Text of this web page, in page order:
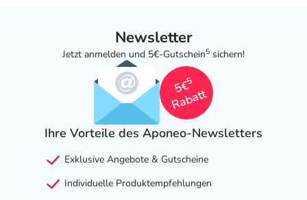
Newsletter
Jetzt anmelden und 5€-Gutschein5 sichern!
5€
5
Rabatt
Ihre Vorteile des Aponeo-Newsletters
Exklusive Angebote & Gutscheine
Individuelle Produktempfehlungen